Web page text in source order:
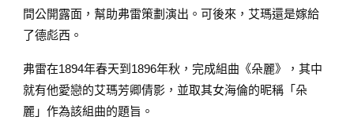
間公開露面，幫助弗雷策劃演出。可後來，艾瑪還是嫁給
了德彪西。
弗雷在1894年春天到1896年秋，完成組曲《朵麗》，其中
就有他愛戀的艾瑪芳卿倩影，並取其女海倫的昵稱「朵
麗」作為該組曲的題旨。